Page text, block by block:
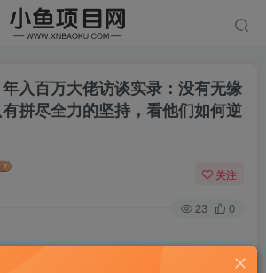
年入百万大佬访谈实录：没有无缘
拼尽全力的坚持，看他们如何逆
关注
23 0